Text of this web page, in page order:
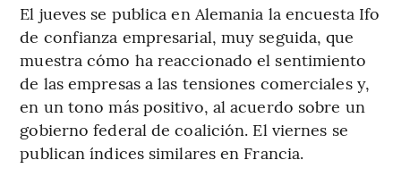
El jueves se publica en Alemania la encuesta Ifo
de confianza empresarial, muy seguida, que
muestra cómo ha reaccionado el sentimiento
de las empresas a las tensiones comerciales y,
en un tono más positivo, al acuerdo sobre un
gobierno federal de coalición. El viernes se
publican índices similares en Francia.